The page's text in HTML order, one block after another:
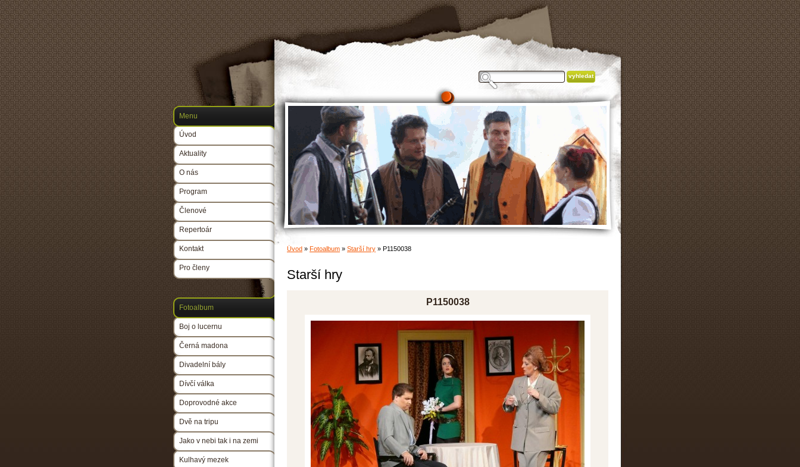
Úvod » Fotoalbum » Starší hry » P1150038
Starší hry
P1150038
Menu
Úvod
Aktuality
O nás
Program
Členové
Repertoár
Kontakt
Pro členy
Fotoalbum
Boj o lucernu
Černá madona
Divadelní bály
Dívčí válka
Doprovodné akce
Dvě na tripu
Jako v nebi tak i na zemi
Kulhavý mezek